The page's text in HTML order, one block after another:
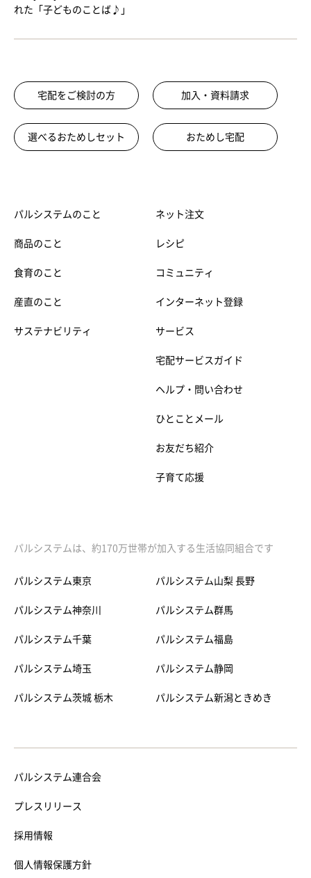
れた「子どものことば♪」
宅配をご検討の方 加入・資料請求
選べるおためしセット おためし宅配
パルシステムのこと
商品のこと
食育のこと
産直のこと
サステナビリティ
ネット注文
レシピ
コミュニティ
インターネット登録
サービス
宅配サービスガイド
ヘルプ・問い合わせ
ひとことメール
お友だち紹介
子育て応援
パルシステムは、約170万世帯が加入する生活協同組合です
パルシステム東京
パルシステム神奈川
パルシステム千葉
パルシステム埼玉
パルシステム茨城 栃木
パルシステム山梨 長野
パルシステム群馬
パルシステム福島
パルシステム静岡
パルシステム新潟ときめき
パルシステム連合会
プレスリリース
採用情報
個人情報保護方針